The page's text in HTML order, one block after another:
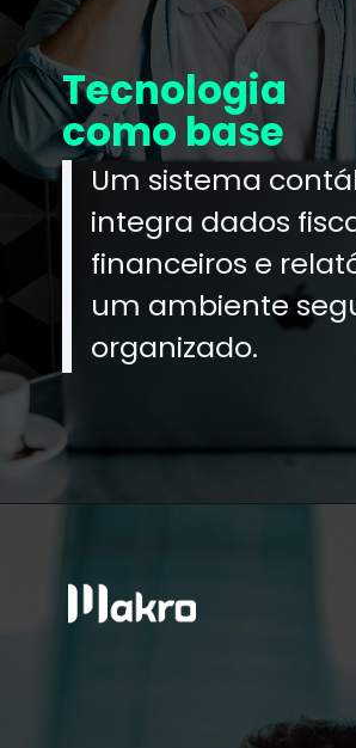
Tecnologia
como base
Um sistema
integra dados
financeiros e
um ambiente
organizado.